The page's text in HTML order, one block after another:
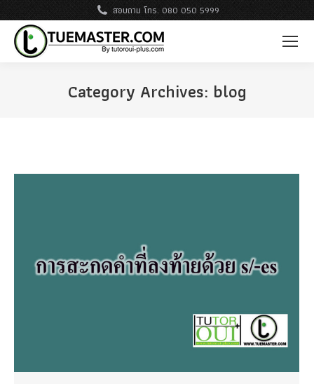
สอบถาม โทร. 080 050 5999
Category Archives: blog